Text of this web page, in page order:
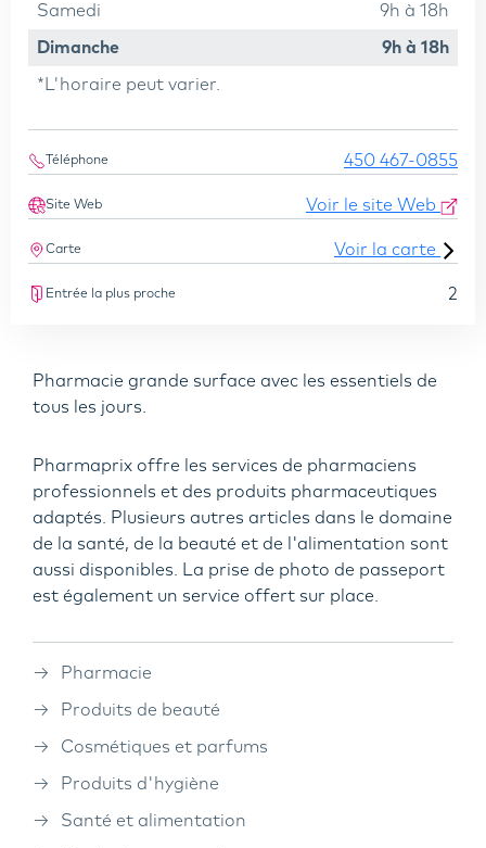
samedi 9h à 18h
dimanche 9h à 18h
*L'horaire peut varier.
Téléphone 450 467-0855
Site Web Voir le site Web
Carte Voir la carte
Entrée la plus proche 2
Pharmacie grande surface avec les essentiels de
tous les jours.
Pharmaprix offre les services de pharmaciens
professionnels et des produits pharmaceutiques
adaptés. Plusieurs autres articles dans le domaine
de la santé, de la beauté et de l'alimentation sont
aussi disponibles. La prise de photo de passeport
est également un service offert sur place.
Pharmacie
Produits de beauté
Cosmétiques et parfums
Produits d'hygiène
Santé et alimentation